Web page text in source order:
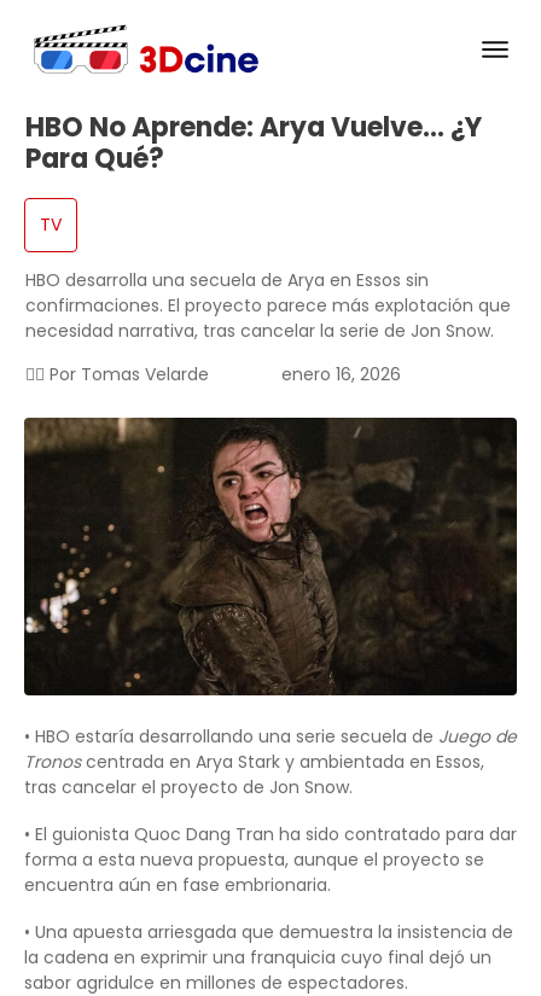
HBO No Aprende: Arya Vuelve… ¿y
Para Qué?
TV
HBO desarrolla una secuela de Arya en Essos sin
confirmaciones. El proyecto parece más explotación que
necesidad narrativa, tras cancelar la serie de Jon Snow.
✍🏻 Por Tomas Velarde enero 16, 2026
• HBO estaría desarrollando una serie secuela de Juego de
Tronoscentrada en Arya Stark y ambientada en Essos,
tras cancelar el proyecto de Jon Snow.
• El guionista Quoc Dang Tran ha sido contratado para dar
forma a esta nueva propuesta, aunque el proyecto se
encuentra aún en fase embrionaria.
• Una apuesta arriesgada que demuestra la insistencia de
la cadena en exprimir una franquicia cuyo final dejó un
sabor agridulce en millones de espectadores.